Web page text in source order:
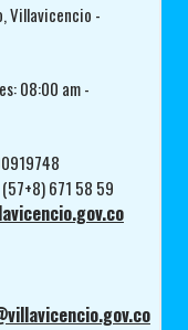
Villavicencio -
08:00 am -
(57+8) 671 58 59